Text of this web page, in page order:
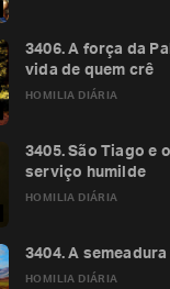
HOMILIA DIÁRIA
3406. A força da
vida de quem crê
HOMILIA DIÁRIA
3405. São Tiago e
serviço humilde
HOMILIA DIÁRIA
3404. A